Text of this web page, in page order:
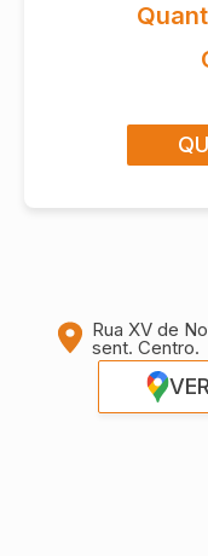
Rua XV de
sent. Centro.